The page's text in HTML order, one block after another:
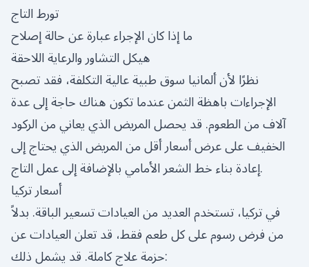
تورط التاج
ما إذا كان الإجراء عبارة عن حالة إصلاح
هيكل التشاور والرعاية اللاحقة
نظرًا لأن ألمانيا سوق طبية عالية التكلفة، فقد تصبح
الإجراءات باهظة الثمن عندما تكون هناك حاجة إلى عدة
آلاف من الطعوم. قد يحصل المريض الذي يعاني من الركود
الخفيف على عرض أسعار أقل من المريض الذي يحتاج إلى
إعادة بناء خط الشعر الأمامي بالإضافة إلى عمل التاج.
أسعار تركيا
في تركيا، تستخدم العديد من العيادات تسعير الباقة. بدلاً
من فرض رسوم على كل طعم فقط، قد تعلن العيادات عن
حزمة علاج كاملة. قد يشمل ذلك: